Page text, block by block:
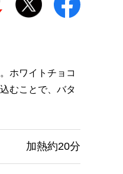
ホワイトチョコ
むことで、バタ
加熱約20分